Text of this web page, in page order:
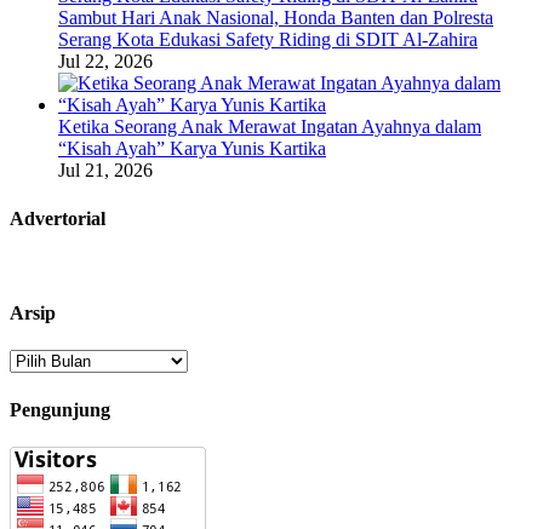
Sambut Hari Anak Nasional, Honda Banten dan Polresta
Serang Kota Edukasi Safety Riding di SDIT Al-Zahira
Jul 22, 2026
Ketika Seorang Anak Merawat Ingatan Ayahnya dalam
“Kisah Ayah” Karya Yunis Kartika
Jul 21, 2026
Advertorial
Arsip
Arsip
Pengunjung